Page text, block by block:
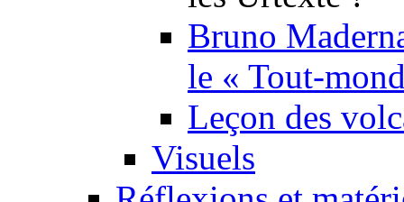
Bruno
le « Tout-
Leçon des
Visuels